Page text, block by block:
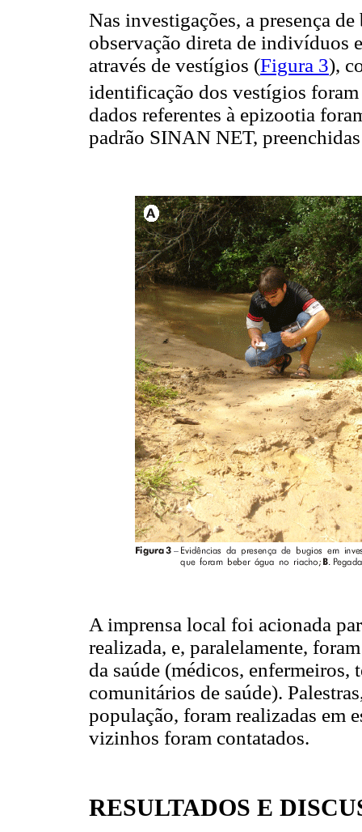
Nas investigações, a presença
observação direta de indivíduos
através de vestígios (Figura 3),
identificação dos vestígios
dados referentes à epizootia
padrão SINAN NET,
A imprensa local foi acionada
realizada, e, paralelamente,
da saúde (médicos, enfermeiros,
comunitários de saúde).
população, foram realizadas em
vizinhos foram contatados.
RESULTADOS E